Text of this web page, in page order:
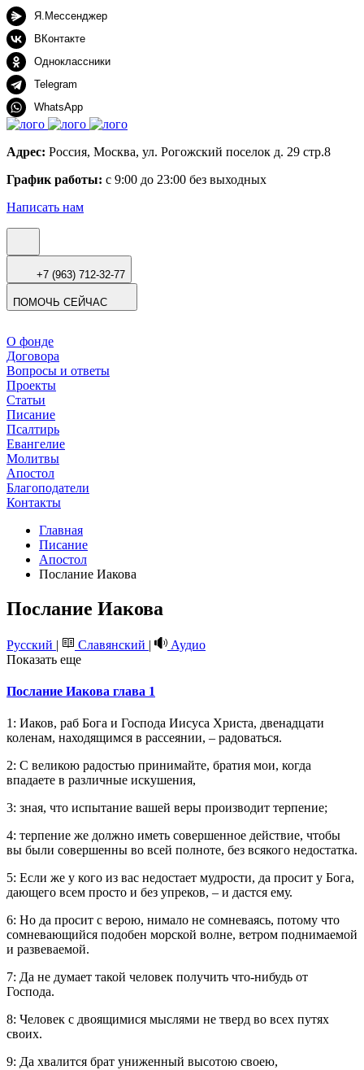
Я.Мессенджер
ВКонтакте
Одноклассники
Telegram
WhatsApp
Адрес: Россия, Москва, ул. Рогожский поселок д. 29 стр.8
График работы: с 9:00 до 23:00 без выходных
Написать нам
+7 (963) 712-32-77
ПОМОЧЬ СЕЙЧАС
О фонде
Договора
Вопросы и ответы
Проекты
Статьи
Писание
Псалтирь
Евангелие
Молитвы
Апостол
Благоподатели
Контакты
Главная
Писание
Апостол
Послание Иакова
Послание Иакова
Русский | Славянский |
Аудио
Показать еще
Послание Иакова глава 1
1: Иаков, раб Бога и Господа Иисуса Христа, двенадцати
коленам, находящимся в рассеянии, – радоваться.
2: С великою радостью принимайте, братия мои, когда
впадаете в различные искушения,
3: зная, что испытание вашей веры производит терпение;
4: терпение же должно иметь совершенное действие, чтобы
вы были совершенны во всей полноте, без всякого недостатка.
5: Если же у кого из вас недостает мудрости, да просит у Бога,
дающего всем просто и без упреков, – и дастся ему.
6: Но да просит с верою, нимало не сомневаясь, потому что
сомневающийся подобен морской волне, ветром поднимаемой
и развеваемой.
7: Да не думает такой человек получить что-нибудь от
Господа.
8: Человек с двоящимися мыслями не тверд во всех путях
своих.
9: Да хвалится брат униженный высотою своею,